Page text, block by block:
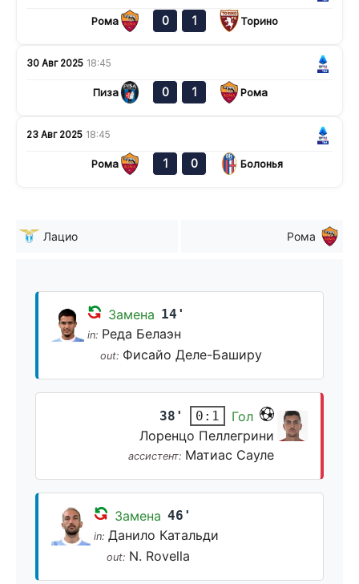
Рома 0 1 Торино
30 Авг 2025 18:45
Пиза 0 1 Рома
23 Авг 2025 18:45
Рома 1 0 Болонья
Лацио Рома
Замена 14'
in: Реда Белаэн
out: Фисайо Деле-Баширу
38' 0:1
Гол
Лоренцо Пеллегрини
ассистент: Матиас Сауле
Замена 46'
in: Данило Катальди
out: N. Rovella